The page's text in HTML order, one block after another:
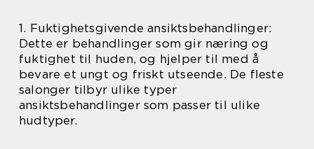
1. Fuktighetsgivende ansiktsbehandlinger:
Dette er behandlinger som gir næring og
fuktighet til huden, og hjelper til med å
bevare et ungt og friskt utseende. De fleste
salonger tilbyr ulike typer
ansiktsbehandlinger som passer til ulike
hudtyper.